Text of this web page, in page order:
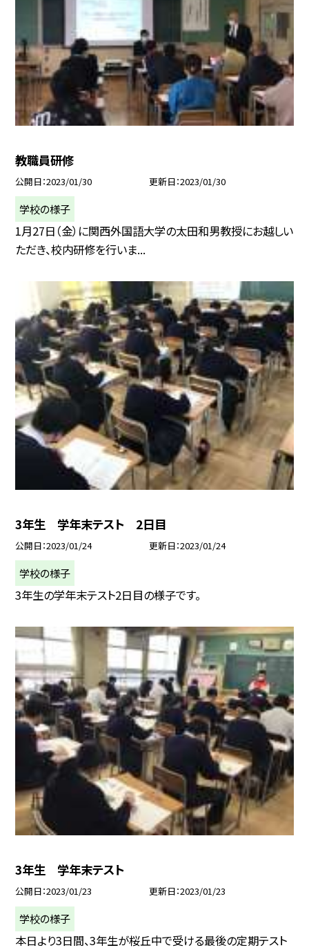
教職員研修
公開日 2023/01/30 更新日 2023/01/30
学校の様子
1月27日（金）に関西外国語大学の太田和男教授にお越しい
ただき、校内研修を行いま...
3年生 学年末テスト 2日目
公開日 2023/01/24 更新日 2023/01/24
学校の様子
3年生の学年末テスト2日目の様子です。
3年生 学年末テスト
公開日 2023/01/23 更新日 2023/01/23
学校の様子
本日より3日間、3年生が桜丘中で受ける最後の定期テスト